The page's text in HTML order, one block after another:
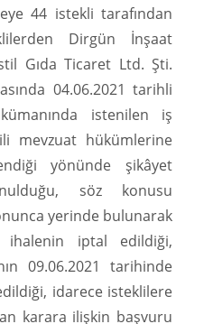
44 istekli tarafından
Dirgün İnşaat
Gıda Ticaret Ltd. Şti.
04.06.2021 tarihli
istenilen iş
mevzuat hükümlerine
yönünde şikâyet
söz konusu
yerinde bulunarak
ihalenin iptal edildiği,
09.06.2021 tarihinde
idarece isteklilere
karara ilişkin başvuru